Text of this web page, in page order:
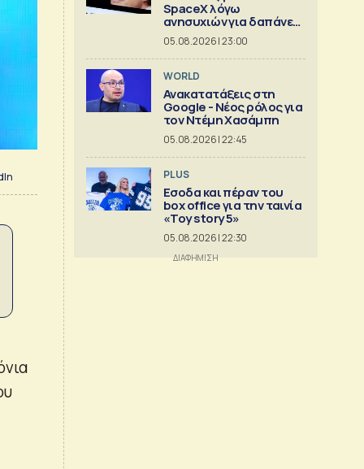
SpaceX λόγω
ανησυχιών για δαπάνες
ΑΙ
05.08.2026 | 23:00
WORLD
Ανακατατάξεις στη
Google - Νέος ρόλος για
τον Ντέμη Χασάμπη
05.08.2026 | 22:45
PLUS
Εσοδα και πέραν του
box office για την ταινία
«Toy story 5»
05.08.2026 | 22:30